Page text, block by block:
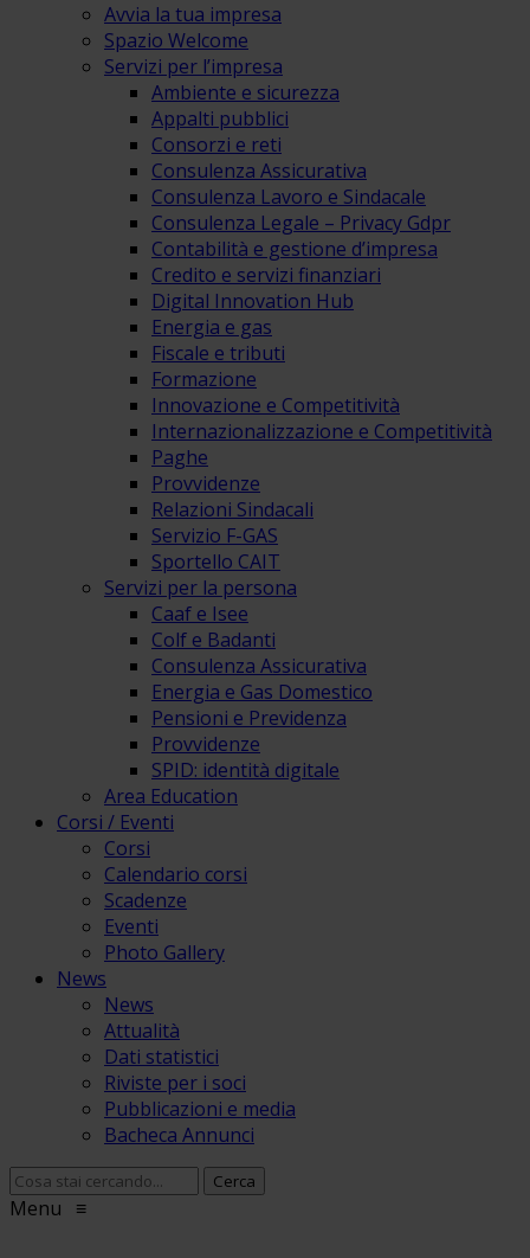
Avvia la tua impresa
Spazio Welcome
Servizi per l’impresa
Ambiente e sicurezza
Appalti pubblici
Consorzi e reti
Consulenza Assicurativa
Consulenza Lavoro e Sindacale
Consulenza Legale – Privacy Gdpr
Contabilità e gestione d’impresa
Credito e servizi finanziari
Digital Innovation Hub
Energia e gas
Fiscale e tributi
Formazione
Innovazione e Competitività
Internazionalizzazione e Competitività
Paghe
Provvidenze
Relazioni Sindacali
Servizio F-GAS
Sportello CAIT
Servizi per la persona
Caaf e Isee
Colf e Badanti
Consulenza Assicurativa
Energia e Gas Domestico
Pensioni e Previdenza
Provvidenze
SPID: identità digitale
Area Education
Corsi / Eventi
Corsi
Calendario corsi
Scadenze
Eventi
Photo Gallery
News
News
Attualità
Dati statistici
Riviste per i soci
Pubblicazioni e media
Bacheca Annunci
Menu ≡